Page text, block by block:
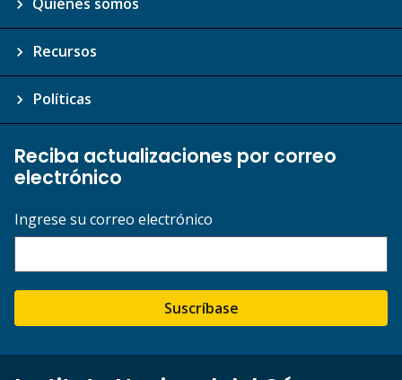
Recursos
Políticas
Reciba actualizaciones por correo
electrónico
Ingrese su correo electrónico
Suscríbase